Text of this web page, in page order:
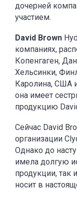
дочерней
участием.
David Brown
компаниях,
Копенгаген,
Хельсинки,
Каролина, США
она имеет
продукцию
Сейчас David
организации
Однако до
имела долгую
продукции, так
носит в